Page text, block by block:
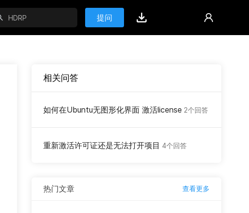
提问
相关问答
如何在Ubuntu无图形化界面 激活license 2个回答
重新激活许可证还是无法打开项目 4个回答
热门文章 查看更多